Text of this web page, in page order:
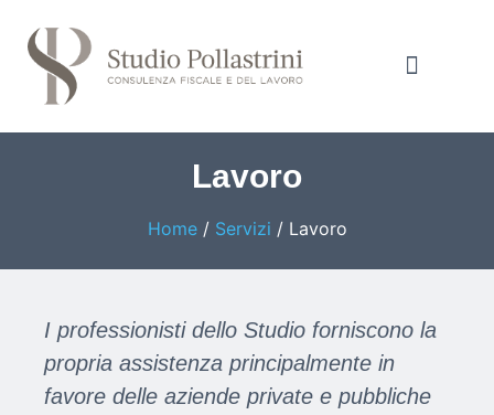
Lavoro
Home/ Servizi / Lavoro
I professionisti dello Studio forniscono la
propria assistenza principalmente in
favore delle aziende private e pubbliche